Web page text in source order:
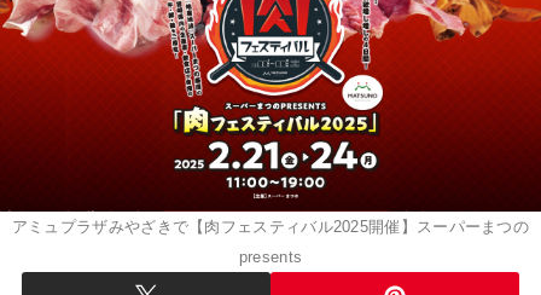
アミュプラザみやざきで【肉フェスティバル2025開催】スーパーまつの
presents